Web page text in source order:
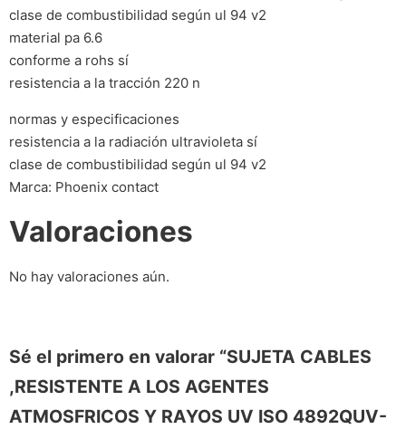
clase de combustibilidad según ul 94 v2
material pa 6.6
conforme a rohs sí
resistencia a la tracción 220 n
normas y especificaciones
resistencia a la radiación ultravioleta sí
clase de combustibilidad según ul 94 v2
Marca: Phoenix contact
Valoraciones
No hay valoraciones aún.
Sé el primero en valorar “SUJETA CABLES
,RESISTENTE A LOS AGENTES
ATMOSFRICOS Y RAYOS UV ISO 4892QUV-